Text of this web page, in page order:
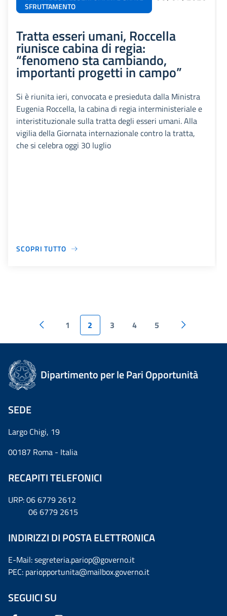
SFRUTTAMENTO
Tratta esseri umani, Roccella
riunisce cabina di regia:
“fenomeno sta cambiando,
importanti progetti in campo”
Si è riunita ieri, convocata e presieduta dalla Ministra
Eugenia Roccella, la cabina di regia interministeriale e
interistituzionale sulla tratta degli esseri umani. Alla
vigilia della Giornata internazionale contro la tratta,
che si celebra oggi 30 luglio
SCOPRI TUTTO
1 2 3 4 5
Dipartimento per le Pari Opportunità
SEDE
Largo Chigi, 19
00187 Roma - Italia
RECAPITI TELEFONICI
URP: 06 6779 2612
06 6779 2615
INDIRIZZI DI POSTA ELETTRONICA
E-Mail: segreteria.pariop@governo.it
PEC: pariopportunita@mailbox.governo.it
SEGUICI SU